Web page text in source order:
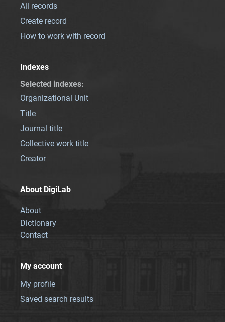
All records
Create record
How to work with record
Indexes
Selected indexes:
Organizational Unit
Title
Journal title
Collective work title
Creator
About DigiLab
About
Dictionary
Contact
My account
My profile
Saved search results